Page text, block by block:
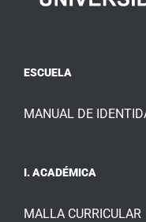
ESCUELA
MANUAL DE
I. ACADÉMICA
MALLA CURRICULAR